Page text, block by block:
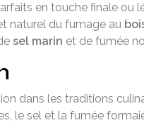
en touche finale ou
naturel du fumage au
sel marin et de fumée
dans les traditions
le sel et la fumée